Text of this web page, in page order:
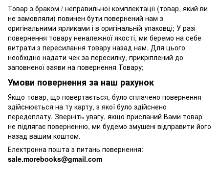
Товар з браком / неправильної комплектації (товар, який ви
не замовляли) повинен бути повернений нам з
оригінальними ярликами і в оригінальній упаковці; У разі
повернення товару неналежної якості, ми беремо на себе
витрати з пересилання товару назад нам. Для цього
необхідно надати чек за пересилку, прикріплений до
заповненої заяви на повернення Товару;
Умови повернення за наш рахунок
Якщо товар, що повертається, було сплачено повернення
здійснюється на ту карту, з якої було здійснено
передоплату. Зверніть увагу, якщо присланий Вами товар
не підлягає поверненню, ми будемо змушені відправити його
назад вашим коштом.
Електронна пошта з питань повернення:
sale.morebooks@gmail.com